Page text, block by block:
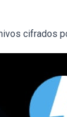
cifrados